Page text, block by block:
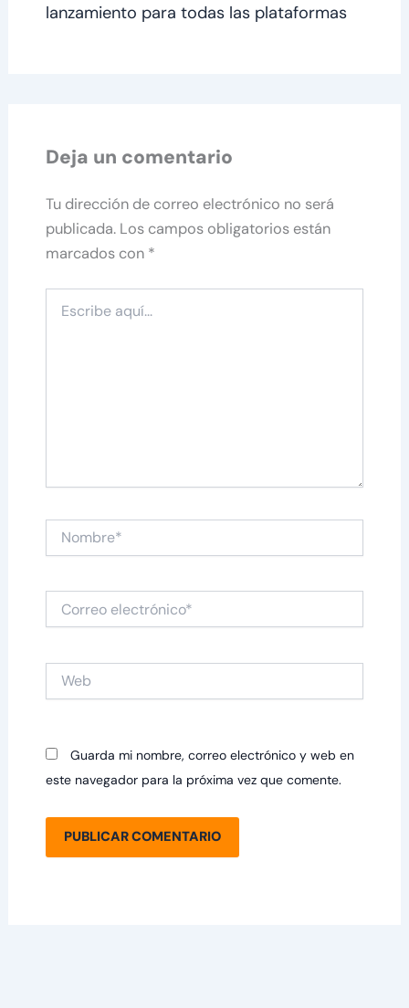
lanzamiento para todas las plataformas
Deja un comentario
Tu dirección de correo electrónico no será
publicada. Los campos obligatorios están
marcados con *
aquí...
electrónico*
Guarda mi nombre, correo electrónico y web en
este navegador para la próxima vez que comente.